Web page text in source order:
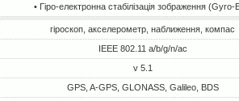
• Гіро-електронна стабілізація зображення (Gyro-
гіроскоп, акселерометр, наближення, компас
IEEE 802.11 a/b/g/n/ac
v 5.1
GPS, A-GPS, GLONASS, Galileo, BDS